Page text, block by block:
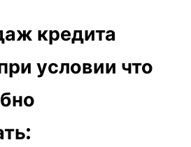
кредита
условии что